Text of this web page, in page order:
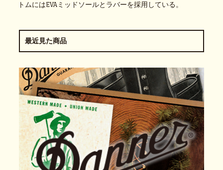
トムにはEVAミッドソールとラバーを採用している。
最近見た商品